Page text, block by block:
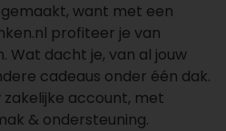
want met een
profiteer je van
Wat dacht je, van al jouw
cadeaus onder één dak.
account, met
& ondersteuning.